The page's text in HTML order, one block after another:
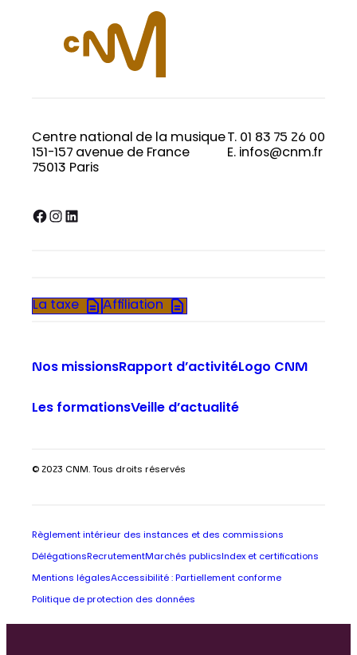
Centre national de la musique
151-157 avenue de France
75013 Paris
T. 01 83 75 26 00
E. infos@cnm.fr
Facebook InstagramLinkedIn
La taxe Affiliation
Nos missionsRapport d’activitéLogo CNM
Les formationsVeille d’actualité
© 2023 CNM. Tous droits réservés
Règlement intérieur des instances et des commissions
Délégations RecrutementMarchés publics Index et certifications
Mentions légalesAccessibilité : Partiellement conforme
Politique de protection des données